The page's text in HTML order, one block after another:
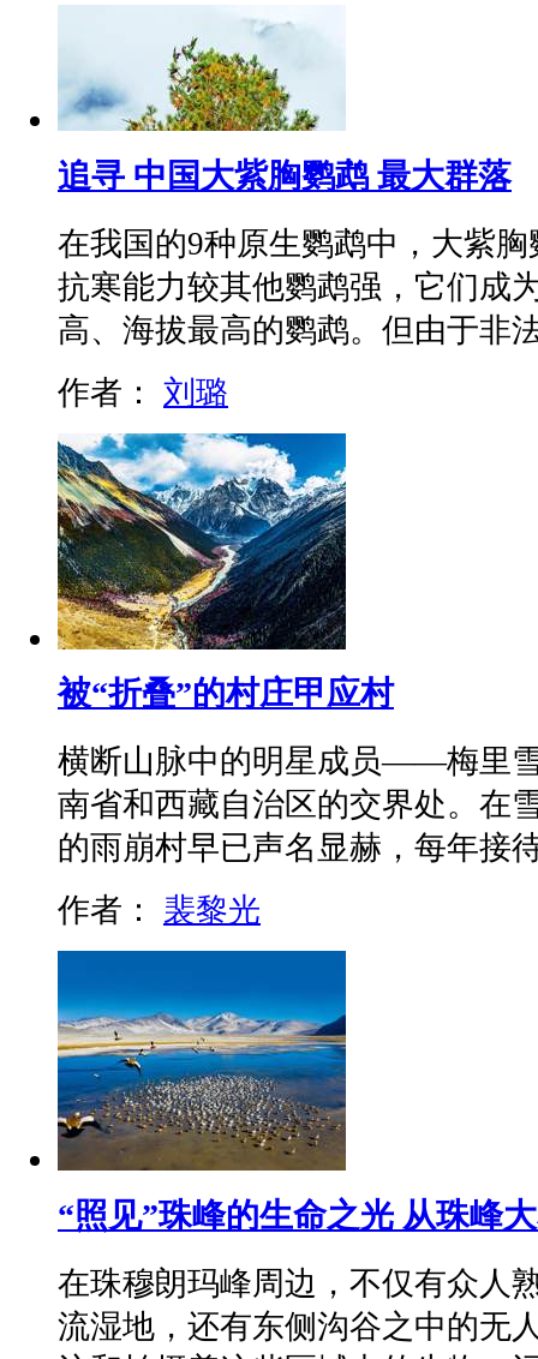
追寻 中国大紫胸鹦鹉 最大群落
在我国的9种原生鹦鹉中，大紫
抗寒能力较其他鹦鹉强，它们成
高、海拔最高的鹦鹉。但由于
作者： 刘璐
被“折叠”的村庄甲应村
横断山脉中的明星成员——梅里
南省和西藏自治区的交界处。在
的雨崩村早已声名显赫，每年
作者： 裴黎光
“照见”珠峰的生命之光 从珠峰
在珠穆朗玛峰周边，不仅有众人
流湿地，还有东侧沟谷之中的无